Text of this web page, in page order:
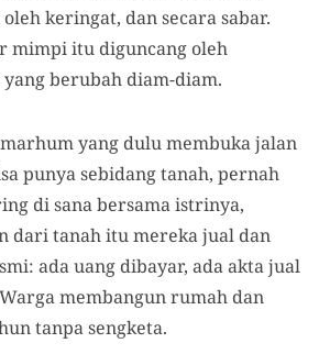
keringat, dan secara sabar.
mimpi itu diguncang oleh
berubah diam-diam.
yang dulu membuka jalan
punya sebidang tanah, pernah
di sana bersama istrinya,
dari tanah itu mereka jual dan
ada uang dibayar, ada akta jual
membangun rumah dan
tanpa sengketa.